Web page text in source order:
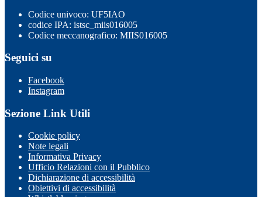
Codice univoco: UF5IAO
codice IPA: istsc_miis016005
Codice meccanografico: MIIS016005
Seguici su
Facebook
Instagram
Sezione Link Utili
Cookie policy
Note legali
Informativa Privacy
Ufficio Relazioni con il Pubblico
Dichiarazione di accessibilità
Obiettivi di accessibilità